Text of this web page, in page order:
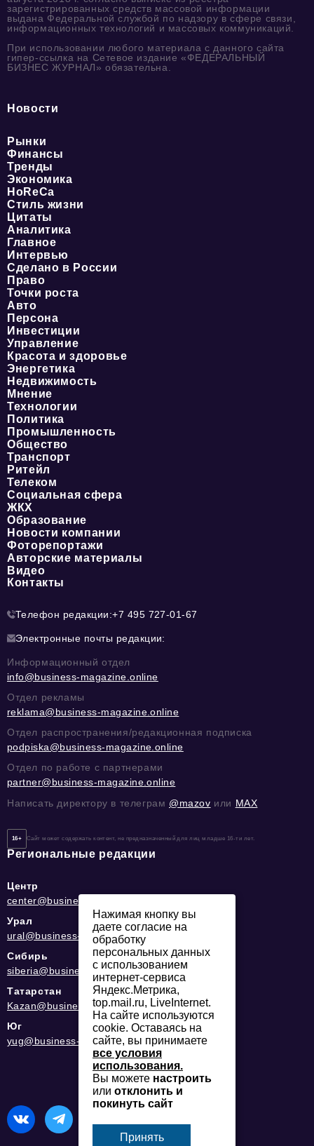
зарегистрированных средств массовой информации
выдана Федеральной службой по надзору в сфере связи,
информационных технологий и массовых коммуникаций.
При использовании любого материала с данного сайта
гипер-ссылка на Сетевое издание «ФЕДЕРАЛЬНЫЙ
БИЗНЕС ЖУРНАЛ» обязательна.
Новости
Рынки
Финансы
Тренды
Экономика
HoReCa
Стиль жизни
Цитаты
Аналитика
Главное
Интервью
Сделано в России
Право
Точки роста
Авто
Персона
Инвестиции
Управление
Красота и здоровье
Энергетика
Недвижимость
Мнение
Технологии
Политика
Промышленность
Общество
Транспорт
Ритейл
Телеком
Социальная сфера
ЖКХ
Образование
Новости компании
Фоторепортажи
Авторские материалы
Видео
Контакты
Телефон редакции:+7 495 727-01-67
Электронные почты редакции:
Информационный отдел
info@business-magazine.online
Отдел рекламы
reklama@business-magazine.online
Отдел распространения/редакционная подписка
podpiska@business-magazine.online
Отдел по работе с партнерами
partner@business-magazine.online
Написать директору в телеграм @mazov или MAX
16+ Сайт может содержать контент, не предназначенный для лиц младше 16-ти лет.
Региональные редакции
Центр
center@business-magazine.online
Урал
ural@business-magazine.online
Сибирь
siberia@business-magazine.online
Татарстан
Kazan@business-magazine.online
Юг
yug@business-magazine.online
Нажимая кнопку вы
даете согласие на
обработку
персональных данных
с использованием
интернет-сервиса
Яндекс.Метрика,
top.mail.ru, LiveInternet.
На сайте используются
cookie. Оставаясь на
сайте, вы принимаете
все условия
использования.
Вы можете настроить
или отклонить и
покинуть сайт
Принять